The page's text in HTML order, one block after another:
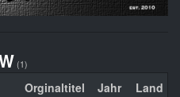
(1)
Orginaltitel Jahr Land